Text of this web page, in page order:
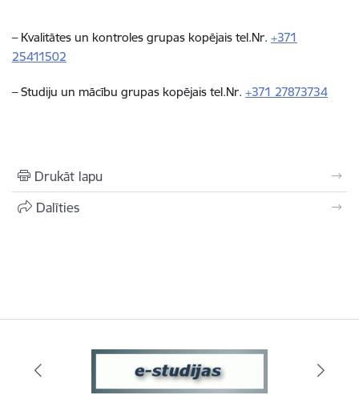
– Kvalitātes un kontroles grupas kopējais tel.Nr. +371
25411502
– Studiju un mācību grupas kopējais tel.Nr. +371 27873734
Drukāt lapu
Dalīties